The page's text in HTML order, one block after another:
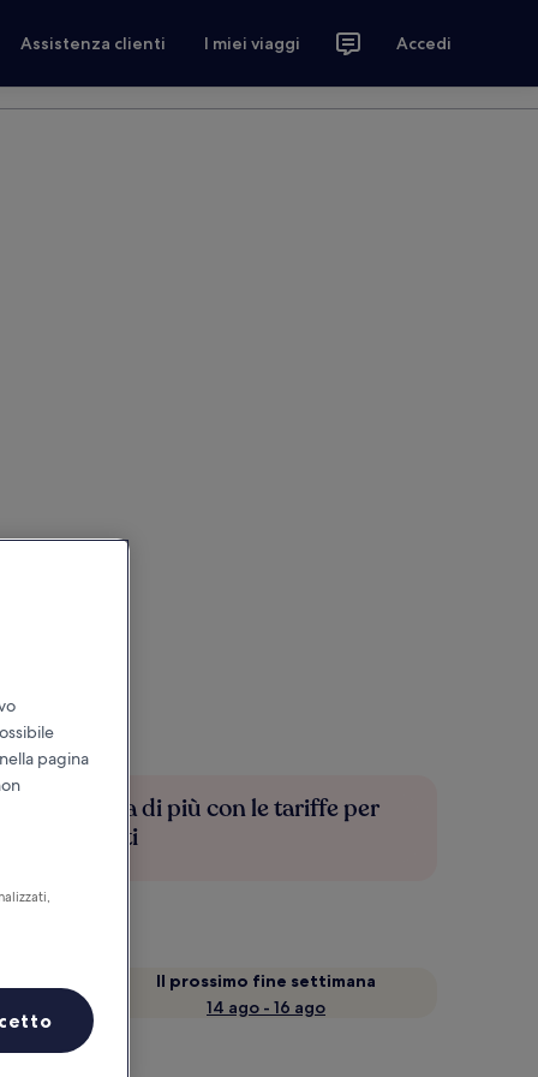
Assistenza clienti I miei viaggi Accedi
Risparmia di più con le tariffe per
soli iscritti
Il prossimo fine settimana
14 ago - 16 ago
pagina